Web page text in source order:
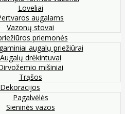
Loveliai
augalams
Vazonų stovai
priemonės
augalų priežiūrai
Augalų drėkintuvai
mišiniai
Trąšos
Dekoracijos
Pagalvėlės
Sieninės vazos